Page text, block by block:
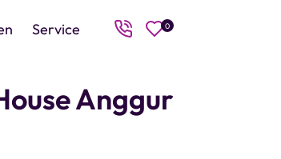
Service 0
Anggur